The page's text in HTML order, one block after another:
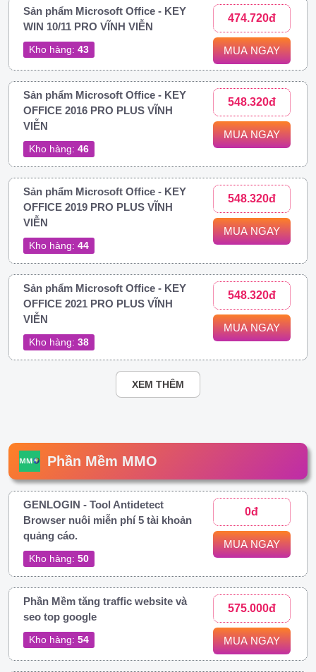
Sản phẩm Microsoft Office - KEY
WIN 10/11 PRO VĨNH VIỄN
Kho hàng: 43
474.720đ
MUA NGAY
Sản phẩm Microsoft Office - KEY
OFFICE 2016 PRO PLUS VĨNH
VIỄN
Kho hàng: 46
548.320đ
MUA NGAY
Sản phẩm Microsoft Office - KEY
OFFICE 2019 PRO PLUS VĨNH
VIỄN
Kho hàng: 44
548.320đ
MUA NGAY
Sản phẩm Microsoft Office - KEY
OFFICE 2021 PRO PLUS VĨNH
VIỄN
Kho hàng: 38
548.320đ
MUA NGAY
XEM THÊM
Phần Mềm MMO
GENLOGIN - Tool Antidetect
Browser nuôi miễn phí 5 tài khoản
quảng cáo.
Kho hàng: 50
0đ
MUA NGAY
Phần Mềm tăng traffic website và
seo top google
Kho hàng: 54
575.000đ
MUA NGAY